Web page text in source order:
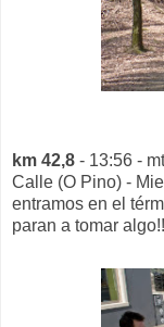
km 42,8 - 13:56 -
Calle (O Pino) -
entramos en el
paran a tomar algo!!